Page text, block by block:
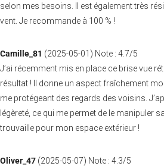
selon mes besoins. Il est également très
vent. Je recommande à 100 % !
Camille_81 (2025-05-01 ) Note : 4.7/5
J’ai récemment mis en place ce brise vue
résultat ! Il donne un aspect fraîchement
me protégeant des regards des voisins.
légèreté, ce qui me permet de le manipuler
trouvaille pour mon espace extérieur !
Oliver_47 (2025-05-07) Note : 4.3/5